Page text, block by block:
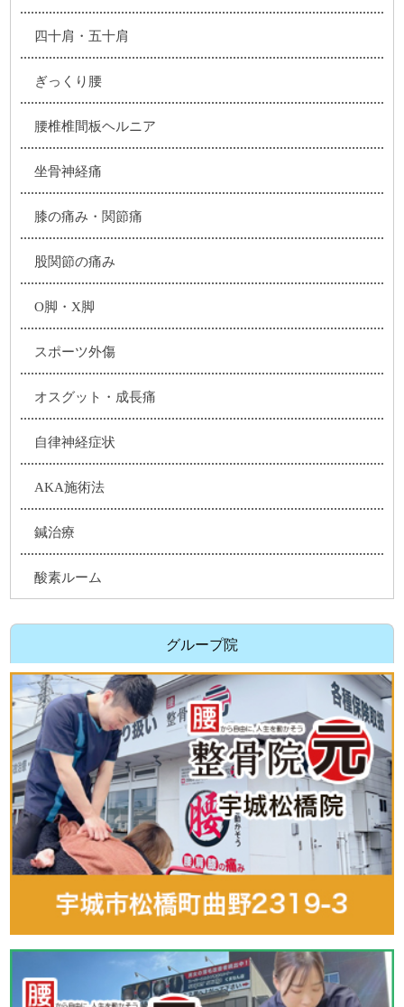
四十肩・五十肩
ぎっくり腰
腰椎椎間板ヘルニア
坐骨神経痛
膝の痛み・関節痛
股関節の痛み
O脚・X脚
スポーツ外傷
オスグット・成長痛
自律神経症状
AKA施術法
鍼治療
酸素ルーム
グループ院